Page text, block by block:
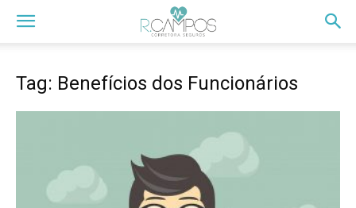
Tag: Benefícios dos Funcionários